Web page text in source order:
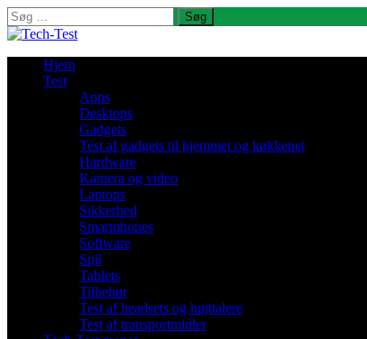
Søg
efter:
Hjem
Test
Apps
Desktops
Gadgets
Test af gadgets til hjemmet og køkkenet
Hardware
Kamera og video
Laptops
Sikkerhed
Smartphones
Software
Spil
Tablets
Tilbehør
Test af headsets og højttalere
Test af transportmidler